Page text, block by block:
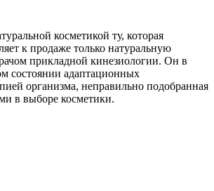
косметикой ту, которая
к продаже только натуральную
прикладной кинезиологии. Он в
состоянии адаптационных
организма, неправильно подобранная
в выборе косметики.